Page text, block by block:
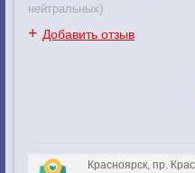
нейтральных)
+ Добавить отзыв
Красноярск, пр.